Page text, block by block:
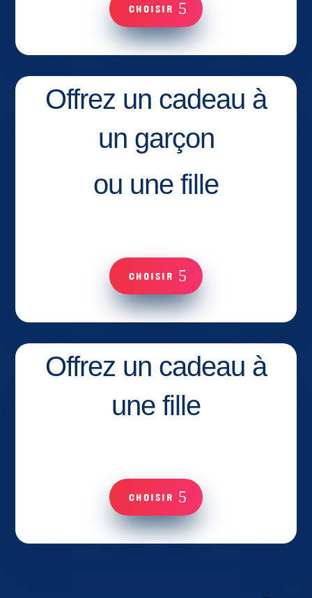
CHOISIR
Offrez un cadeau à
un garçon
ou une fille
CHOISIR
Offrez un cadeau à
une fille
CHOISIR